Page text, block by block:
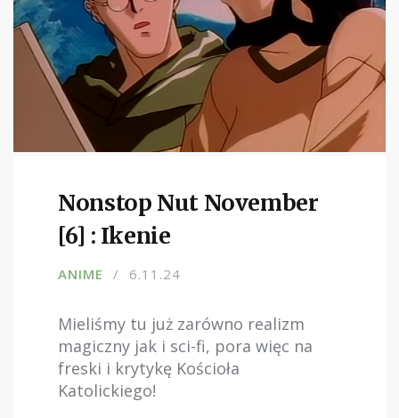
Nonstop Nut November
[6] : Ikenie
ANIME 6.11.24
Mieliśmy tu już zarówno realizm
magiczny jak i sci-fi, pora więc na
freski i krytykę Kościoła
Katolickiego!